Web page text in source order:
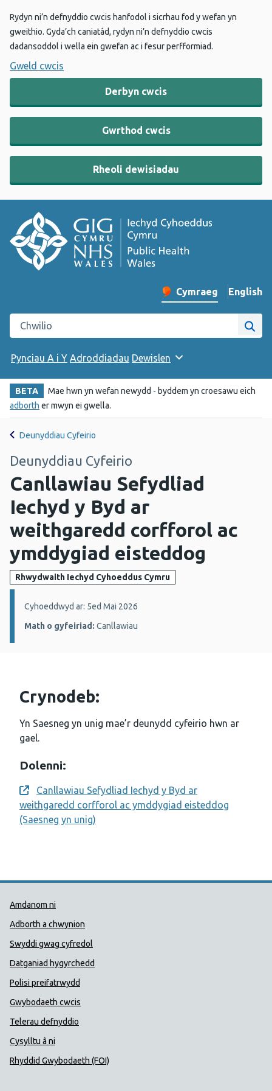
Rydyn ni’n defnyddio cwcis hanfodol i sicrhau fod y wefan yn
gweithio. Gyda’ch caniatâd, rydyn ni’n defnyddio cwcis
dadansoddol i wella ein gwefan ac i fesur perfformiad.
Gweld cwcis
Derbyn cwcis
Gwrthod cwcis
Rheoli dewisiadau
Newid iaith y wefan
Cymraeg English
–
Chwilio gwefan Iechyd Cyhoeddus Cymru
Pynciau A i Y Adroddiadau Dewislen
BETA
Mae hwn yn wefan newydd - byddem yn croesawu eich
adborth er mwyn ei gwella.
Deunyddiau Cyfeirio
Deunyddiau Cyfeirio
Canllawiau Sefydliad
Iechyd y Byd ar
weithgaredd corfforol ac
ymddygiad eisteddog
Rhwydwaith Iechyd Cyhoeddus Cymru
Manylion:
Cyhoeddwyd ar: 5ed Mai 2026
Math o gyfeiriad: Canllawiau
Crynodeb:
Yn Saesneg yn unig mae’r deunydd cyfeirio hwn ar
gael.
Dolenni:
Opens a new window
Canllawiau Sefydliad Iechyd y Byd ar
weithgaredd corfforol ac ymddygiad eisteddog
(Saesneg yn unig)
Dolenni Cymorth Iechyd
Amdanom ni
Adborth a chwynion
Swyddi gwag cyfredol
Datganiad hygyrchedd
Polisi preifatrwydd
Gwybodaeth cwcis
Telerau defnyddio
Cysylltu â ni
Rhyddid Gwybodaeth (FOI)